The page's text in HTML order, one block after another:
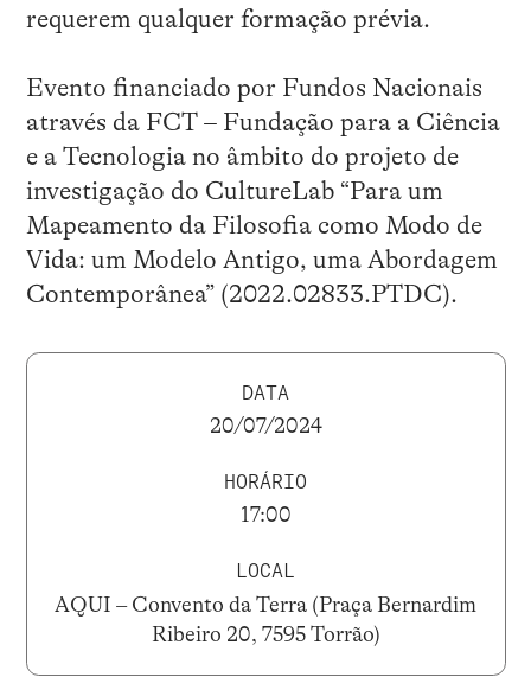
requerem qualquer formação prévia.
Evento financiado por Fundos Nacionais
através da FCT – Fundação para a Ciência
e a Tecnologia no âmbito do projeto de
investigação do CultureLab “Para um
Mapeamento da Filosofia como Modo de
Vida: um Modelo Antigo, uma Abordagem
Contemporânea” (2022.02833.PTDC).
DATA
20/07/2024
HORÁRIO
17:00
LOCAL
AQUI – Convento da Terra (Praça Bernardim
Ribeiro 20, 7595 Torrão)